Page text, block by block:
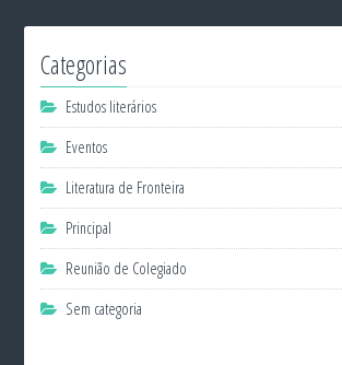
Categorias
Estudos literários
Eventos
Literatura de Fronteira
Principal
Reunião de Colegiado
Sem categoria